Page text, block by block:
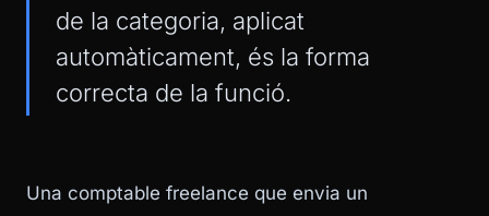
de la categoria, aplicat
automàticament, és la forma
correcta de la funció.
Una comptable freelance que envia un